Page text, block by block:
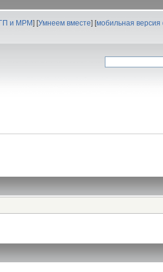
и МРМ] [Умнеем вместе] [мобильная